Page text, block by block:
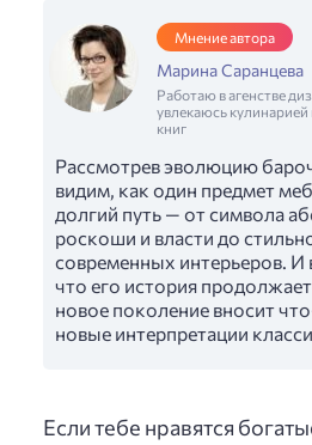
Мнение автора
Марина Саранцева
Работаю в агенстве
увлекаюсь
книг
Рассмотрев эволюцию
видим, как один предмет
долгий путь — от символа
роскоши и власти до
современных интерьеров. И
что его история
новое поколение вносит
новые интерпретации
Если тебе нравятся